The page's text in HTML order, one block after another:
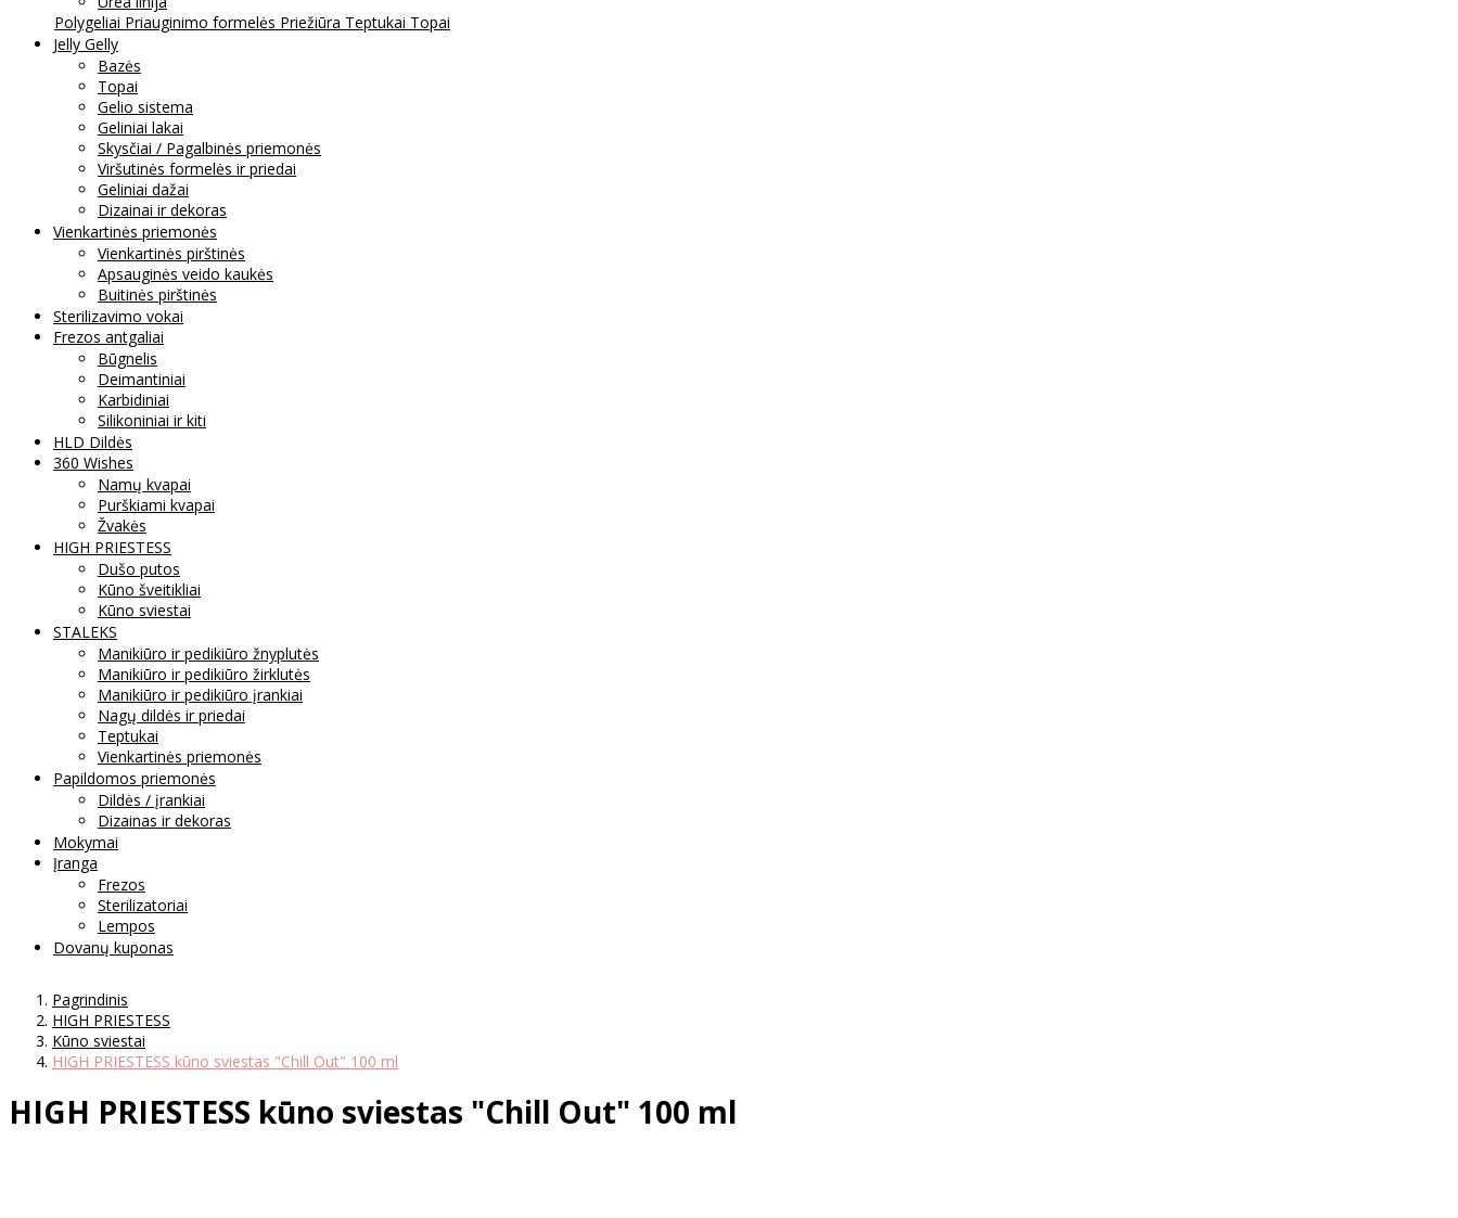
Polygeliai Priauginimo formelės Priežiūra Teptukai Topai
Jelly Gelly
Bazės
Topai
Gelio sistema
Geliniai lakai
Skysčiai / Pagalbinės priemonės
Viršutinės formelės ir priedai
Geliniai dažai
Dizainai ir dekoras
Vienkartinės priemonės
Vienkartinės pirštinės
Apsauginės veido kaukės
Buitinės pirštinės
Sterilizavimo vokai
Frezos antgaliai
Būgnelis
Deimantiniai
Karbidiniai
Silikoniniai ir kiti
HLD Dildės
360 Wishes
Namų kvapai
Purškiami kvapai
Žvakės
HIGH PRIESTESS
Dušo putos
Kūno šveitikliai
Kūno sviestai
STALEKS
Manikiūro ir pedikiūro žnyplutės
Manikiūro ir pedikiūro žirklutės
Manikiūro ir pedikiūro įrankiai
Nagų dildės ir priedai
Teptukai
Vienkartinės priemonės
Papildomos priemonės
Dildės / įrankiai
Dizainas ir dekoras
Mokymai
Įranga
Frezos
Sterilizatoriai
Lempos
Dovanų kuponas
Pagrindinis
HIGH PRIESTESS
Kūno sviestai
HIGH PRIESTESS kūno sviestas "Chill Out" 100 ml
HIGH PRIESTESS kūno sviestas "Chill Out" 100 ml